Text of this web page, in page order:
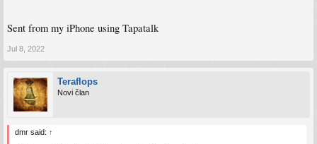
Sent from my iPhone using Tapatalk
Jul 8, 2022
Teraflops
Novi član
dmr said: ↑